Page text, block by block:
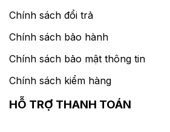
Chính sách đổi trả
Chính sách bảo hành
Chính sách bảo mật thông tin
Chính sách kiểm hàng
HỖ TRỢ THANH TOÁN